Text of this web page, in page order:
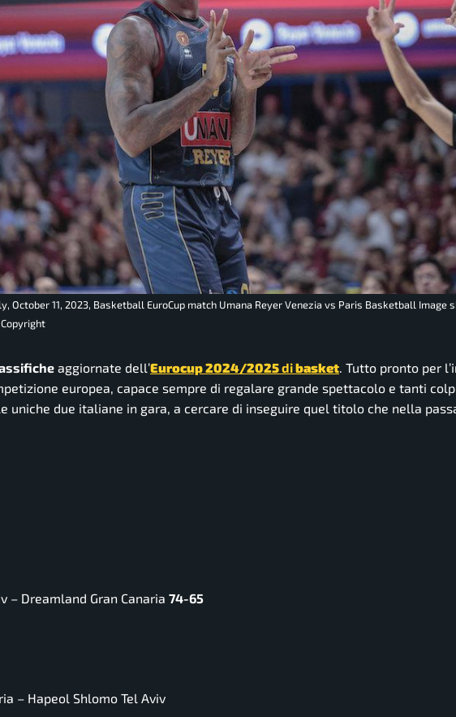
October 11, 2023, Basketball EuroCup match Umana Reyer Venezia vs Paris Basketball Image
aggiornate dell’Eurocup 2024/2025dibasket. Tutto pronto per
europea, capace sempre di regalare grande spettacolo e tanti
uniche due italiane in gara, a cercare di inseguire quel titolo che nella
– Dreamland Gran Canaria 74-65
– Hapeol Shlomo Tel Aviv